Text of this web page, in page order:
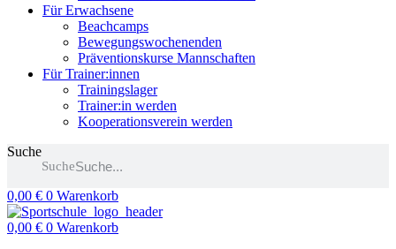
Für Erwachsene
Beachcamps
Bewegungswochenenden
Präventionskurse Mannschaften
Für Trainer:innen
Trainingslager
Trainer:in werden
Kooperationsverein werden
Suche
Suche
0,00 € 0 Warenkorb
0,00 € 0 Warenkorb